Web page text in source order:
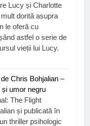
Lucy și Charlotte
dorită asupra
le oferă cu
astfel o serie de
vieții lui Lucy.
Chris Bohjalian –
și umor negru
The Flight
și publicată în
thriller psihologic